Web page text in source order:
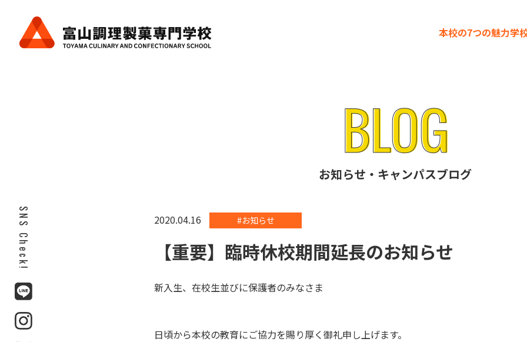
本校の7つの魅力学
SNS Check!
お知らせ・キャンパスブログ
2020.04.16 #お知らせ
【重要】臨時休校期間延長のお知らせ
新入生、在校生並びに保護者のみなさま
日頃から本校の教育にご協力を賜り厚く御礼申し上げます。